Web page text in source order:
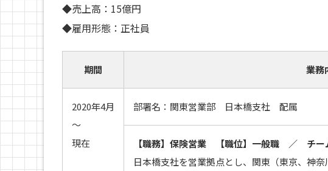
◆売上高：15億円
◆雇用形態：正社員
期間 業務
2020年4月
～
現在
部署名：関東営業部 日本橋支社 配属
【職務】保険営業 【職位】一般職 ／ チー
日本橋支社を営業拠点とし、関東（東京、神